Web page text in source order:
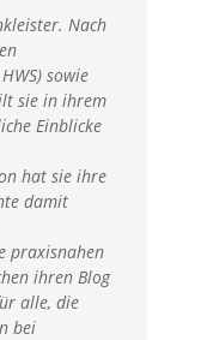
Nach
sowie
sie in ihrem
Einblicke
hat sie ihre
damit
praxisnahen
ihren Blog
alle, die
bei